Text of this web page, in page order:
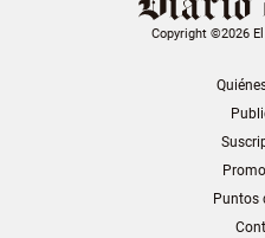
Copyright ©2026
Puntos